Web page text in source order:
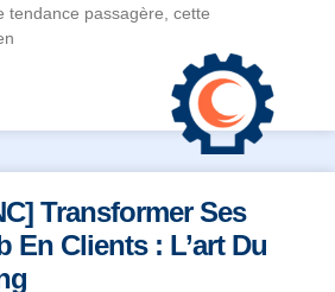
tendance passagère, cette
Transformer Ses
En Clients : L’art Du